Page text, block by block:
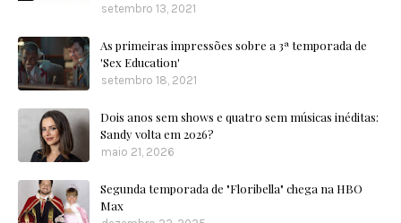
setembro 13, 2021
As primeiras impressões sobre a 3ª temporada de
'Sex Education'
setembro 18, 2021
Dois anos sem shows e quatro sem músicas inéditas:
Sandy volta em 2026?
maio 21, 2026
Segunda temporada de "Floribella" chega na HBO
Max